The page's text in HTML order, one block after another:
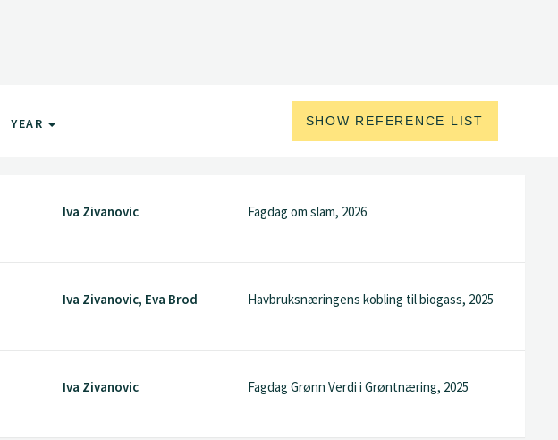
YEAR SHOW REFERENCE LIST
Iva Zivanovic Fagdag om slam, 2026
Iva Zivanovic, Eva Brod Havbruksnæringens kobling til biogass, 2025
Iva Zivanovic Fagdag Grønn Verdi i Grøntnæring, 2025